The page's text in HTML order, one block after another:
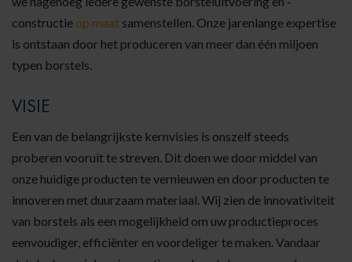
constructie op maat samenstellen. Onze jarenlange expertise
is ontstaan door het produceren van meer dan één miljoen
typen borstels.
VISIE
Een van de belangrijkste kernvisies is onszelf steeds
proberen vooruit te streven. Dit doen we door middel van
onze huidige producten te vernieuwen en door producten te
innoveren met duurzaam materiaal. Wij zien de innovativiteit
van borstels als een mogelijkheid om uw productieproces
eenvoudiger, efficiënter en voordeliger te maken. Vandaar